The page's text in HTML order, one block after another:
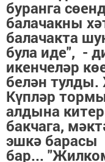
буранга
балачакны
балачакта
була иде", -
икенчеләр
белән тулды.
Күпләр
алдына
бакчага,
эшкә барасы
бар...